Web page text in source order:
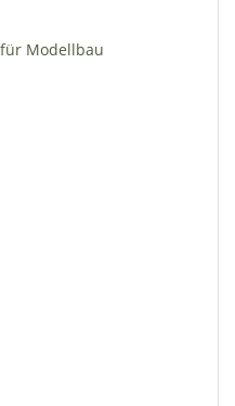
Modellbau